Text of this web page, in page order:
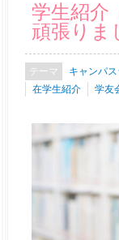
学生紹介
頑張りま
キャンパ
在学生紹介
学友